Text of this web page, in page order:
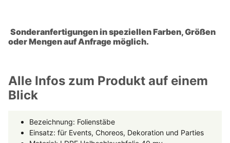
Sonderanfertigungen in speziellen Farben, Größen
oder Mengen auf Anfrage möglich.
Alle Infos zum Produkt auf einem
Blick
Bezeichnung: Folienstäbe
Einsatz: für Events, Choreos, Dekoration und Parties